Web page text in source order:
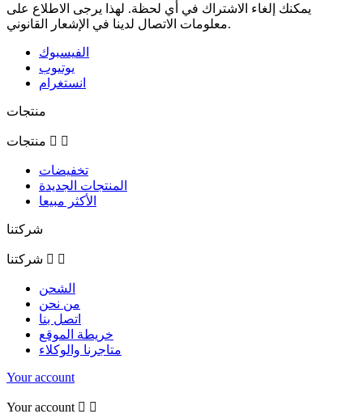
يمكنك إلغاء الاشتراك في أي لحظة. لهذا يرجى الاطلاع على
معلومات الاتصال لدينا في الإشعار القانوني.
الفيسبوك
يوتيوب
انستغرام
منتجات
منتجات  
تخفيضات
المنتجات الجديدة
الأكثر مبيعا
شركتنا
شركتنا  
الشحن
من نحن
اتصل بنا
خريطة الموقع
متاجرنا والوكلاء
Your account
Your account  